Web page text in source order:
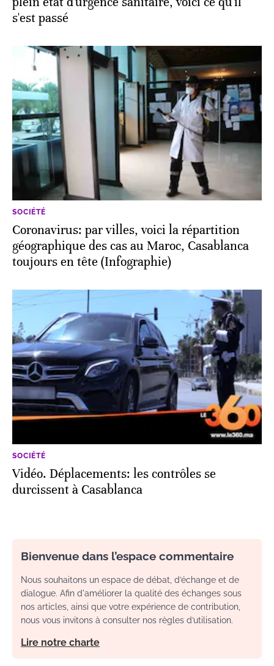
s'est passé
SOCIÉTÉ
Coronavirus: par villes, voici la répartition
géographique des cas au Maroc, Casablanca
toujours en tête (Infographie)
SOCIÉTÉ
Vidéo. Déplacements: les contrôles se
durcissent à Casablanca
Bienvenue dans l’espace commentaire
Nous souhaitons un espace de débat, d’échange et de
dialogue. Afin d'améliorer la qualité des échanges sous
nos articles, ainsi que votre expérience de contribution,
nous vous invitons à consulter nos règles d’utilisation.
Lire notre charte